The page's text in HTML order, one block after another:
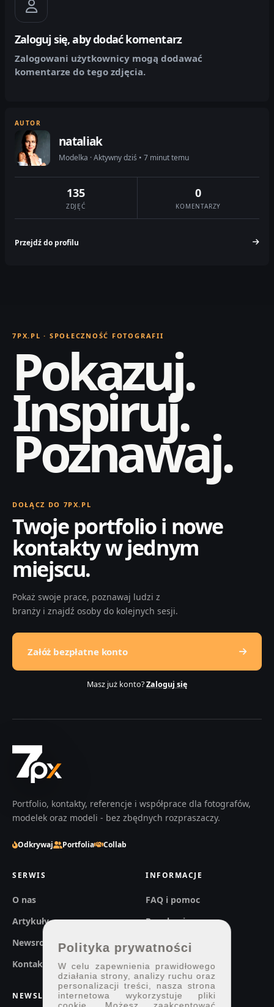
Zaloguj się, aby dodać komentarz
Zalogowani użytkownicy mogą dodawać
komentarze do tego zdjęcia.
AUTOR
nataliak
Modelka · Aktywny dziś • 7 minut temu
135
ZDJĘĆ
0
KOMENTARZY
Przejdź do profilu
7PX.PL · SPOŁECZNOŚĆ FOTOGRAFII
Pokazuj.
Inspiruj.
Poznawaj.
DOŁĄCZ DO 7PX.PL
Twoje portfolio i nowe
kontakty w jednym
miejscu.
Pokaż swoje prace, poznawaj ludzi z
branży i znajdź osoby do kolejnych sesji.
Załóż bezpłatne konto
Masz już konto?Zaloguj się
Portfolio, kontakty, referencje i współprace dla fotografów,
modelek oraz modeli - bez zbędnych rozpraszaczy.
Odkrywaj Portfolia Collab
SERWIS
O nas
Artykuły
Newsroom
Kontakt
INFORMACJE
FAQ i pomoc
Regulaminy
Prywatność
NEWSLETTER
Polityka prywatności
W celu zapewnienia prawidłowego
działania strony, analizy ruchu oraz
personalizacji treści, nasza strona
internetowa wykorzystuje pliki